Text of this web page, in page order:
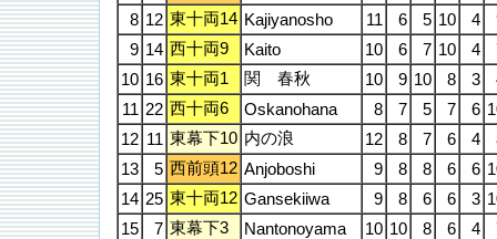
8 12 東十両14 Kajiyanosho 11 6 5 10 4
9 14 西十両9 Kaito 10 6 7 10 4
10 16 東十両1 関 春秋 10 9 10 8 3
11 22 西十両6 Oskanohana 8 7 5 7 6
12 11 東幕下10 内の浪 12 8 7 6 4
13
5 西前頭12 Anjoboshi 9 8 8 6 6
14 25 東十両12 Gansekiiwa 9 8 6 6 3
15
7 東幕下3 Nantonoyama 10 10 8 6 4